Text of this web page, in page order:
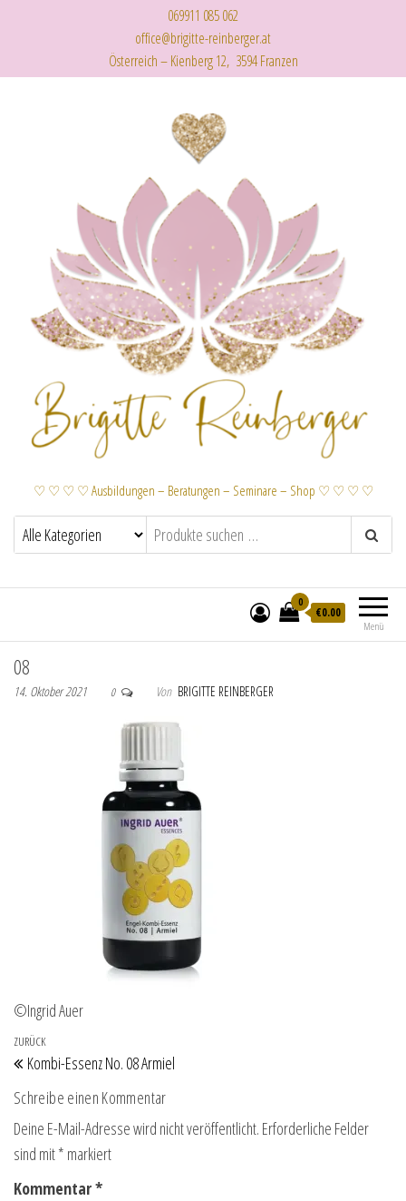
069911 085 062
office@brigitte-reinberger.at
Österreich – Kienberg 12, 3594 Franzen
♡ ♡ ♡ ♡ Ausbildungen – Beratungen – Seminare – Shop ♡ ♡ ♡ ♡
Menü
0
€0.00
08
14. Oktober 2021 0 Von BRIGITTE REINBERGER
©Ingrid Auer
Beitragsnavigation
Vorheriger Beitrag
ZURÜCK
Kombi-Essenz No. 08 Armiel
Schreibe einen Kommentar
Deine E-Mail-Adresse wird nicht veröffentlicht. Erforderliche Felder
sind mit* markiert
Kommentar*